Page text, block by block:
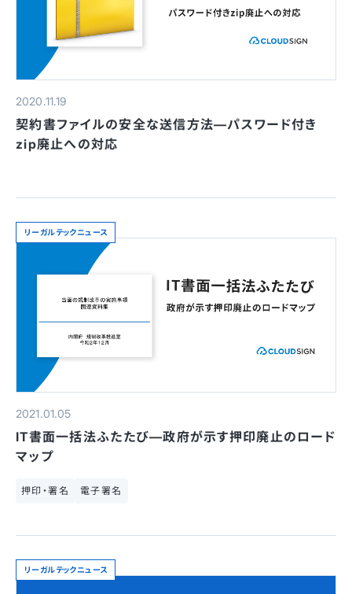
2020.11.19
契約書ファイルの安全な送信方法—パスワード付き
zip廃止への対応
リーガルテックニュース
2021.01.05
IT書面一括法ふたたび—政府が示す押印廃止のロード
マップ
押印・署名 電子署名
リーガルテックニュース